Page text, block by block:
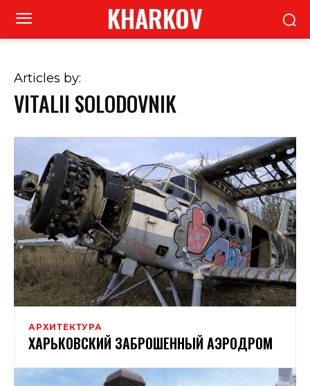
KHARKOV
Articles by:
VITALII SOLODOVNIK
АРХИТЕКТУРА
ХАРЬКОВСКИЙ ЗАБРОШЕННЫЙ АЭРОДРОМ